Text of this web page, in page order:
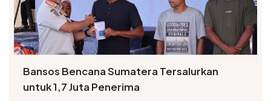
Bansos Bencana Sumatera Tersalurkan
untuk 1,7 Juta Penerima